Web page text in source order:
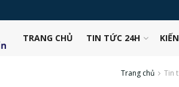
TRANG CHỦ TIN TỨC 24H
Trang chủ Tin